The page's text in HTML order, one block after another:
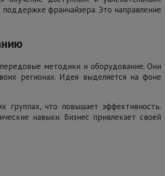
франчайзера. Это направление
методики и оборудование. Они
регионах. Идея выделяется на фоне
что повышает эффективность.
навыки. Бизнес привлекает своей